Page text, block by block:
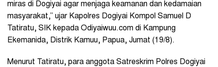
miras di Dogiyai agar menjaga keamanan dan kedamaian
masyarakat,” ujar Kapolres Dogiyai Kompol Samuel D
Tatiratu, SIK kepada Odiyaiwuu.com di Kampung
Ekemanida, Distrik Kamuu, Papua, Jumat (19/8).
Menurut Tatiratu, para anggota Satreskrim Polres Dogiyai